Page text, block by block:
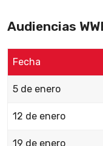
Audiencias
Fecha
5 de enero
12 de enero
19 de enero